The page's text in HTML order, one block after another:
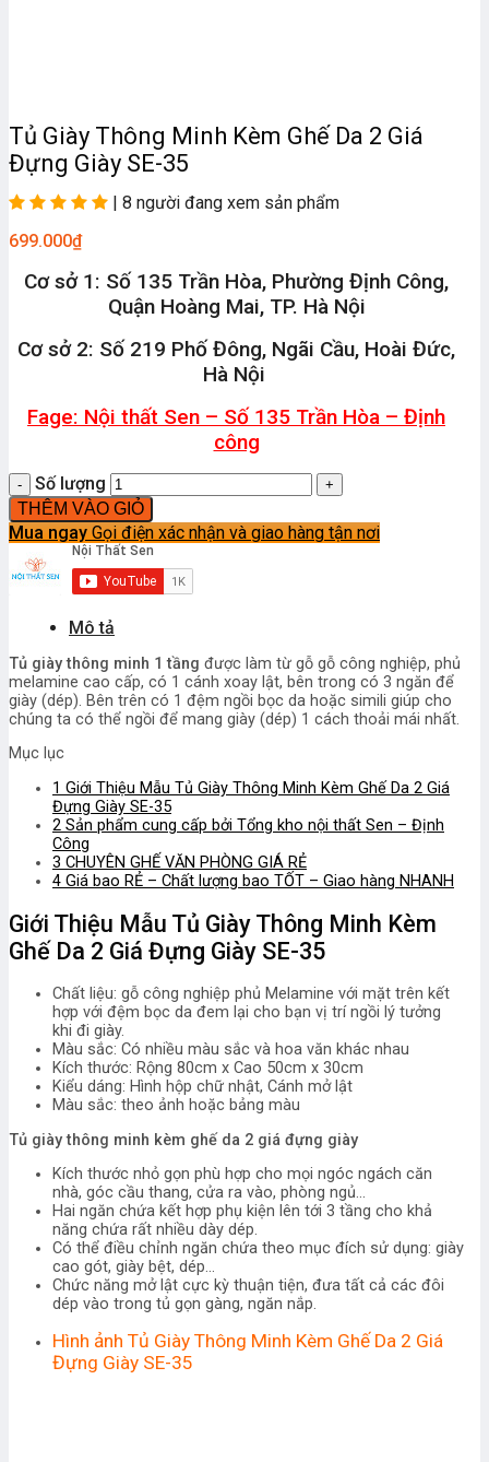
Tủ Giày Thông Minh Kèm Ghế Da 2 Giá
Đựng Giày SE-35
| 8 người đang xem sản phẩm
699.000₫
Cơ sở 1: Số 135 Trần Hòa, Phường Định Công,
Quận Hoàng Mai, TP. Hà Nội
Cơ sở 2: Số 219 Phố Đông, Ngãi Cầu, Hoài Đức,
Hà Nội
Fage: Nội thất Sen – Số 135 Trần Hòa – Định
công
Số lượng
THÊM VÀO GIỎ
Mua ngay Gọi điện xác nhận và giao hàng tận nơi
Mô tả
Tủ giày thông minh 1 tầng được làm từ gỗ gỗ công nghiệp, phủ
melamine cao cấp, có 1 cánh xoay lật, bên trong có 3 ngăn để
giày (dép). Bên trên có 1 đệm ngồi bọc da hoặc simili giúp cho
chúng ta có thể ngồi để mang giày (dép) 1 cách thoải mái nhất.
Mục lục
1 Giới Thiệu Mẫu Tủ Giày Thông Minh Kèm Ghế Da 2 Giá
Đựng Giày SE-35
2 Sản phẩm cung cấp bởi Tổng kho nội thất Sen – Định
Công
3 CHUYÊN GHẾ VĂN PHÒNG GIÁ RẺ
4 Giá bao RẺ – Chất lượng bao TỐT – Giao hàng NHANH
Giới Thiệu Mẫu Tủ Giày Thông Minh Kèm
Ghế Da 2 Giá Đựng Giày SE-35
Chất liệu: gỗ công nghiệp phủ Melamine với mặt trên kết
hợp với đệm bọc da đem lại cho bạn vị trí ngồi lý tưởng
khi đi giày.
Màu sắc: Có nhiều màu sắc và hoa văn khác nhau
Kích thước: Rộng 80cm x Cao 50cm x 30cm
Kiểu dáng: Hình hộp chữ nhật, Cánh mở lật
Màu sắc: theo ảnh hoặc bảng màu
Tủ giày thông minh kèm ghế da 2 giá đựng giày
Kích thước nhỏ gọn phù hợp cho mọi ngóc ngách căn
nhà, góc cầu thang, cửa ra vào, phòng ngủ…
Hai ngăn chứa kết hợp phụ kiện lên tới 3 tầng cho khả
năng chứa rất nhiều dày dép.
Có thể điều chỉnh ngăn chứa theo mục đích sử dụng: giày
cao gót, giày bệt, dép…
Chức năng mở lật cực kỳ thuận tiện, đưa tất cả các đôi
dép vào trong tủ gọn gàng, ngăn nắp.
Hình ảnh Tủ Giày Thông Minh Kèm Ghế Da 2 Giá
Đựng Giày SE-35